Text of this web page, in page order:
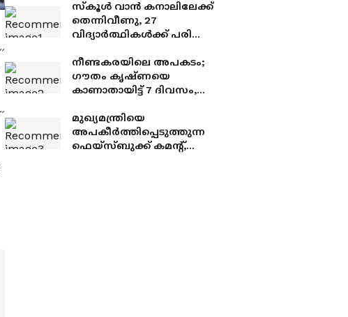
സ്കൂൾ വാന്‍ കനാലിലേക്ക്
തെന്നിവീണു, 27
വിദ്യാര്‍ത്ഥികള്‍ക്ക് പരിക്ക്;
ഓടിയെത്തിയതി
രക്ഷയായി
നീണ്ടകരയിലെ അപകടം;
ഗൗതം കൃഷ്ണയെ
കാണാതായിട്ട് 7 ദിവസം,
ഊർജിതമാക്കുമെന്ന് ഉറപ്പ്
നൽകി മന്ത്രിമാർ,
അമ്മയുടെ
മുഖ്യമന്ത്രിയെ
അപകീർത്തിപ്പെടുത്തുന്ന
ഫെയ്സ്ബുക്ക് കമന്‍റ്,